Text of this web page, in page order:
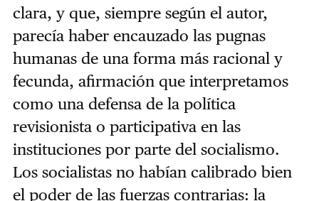
clara, y que, siempre según el autor,
parecía haber encauzado las pugnas
humanas de una forma más racional y
fecunda, afirmación que interpretamos
como una defensa de la política
revisionista o participativa en las
instituciones por parte del socialismo.
Los socialistas no habían calibrado bien
el poder de las fuerzas contrarias: la